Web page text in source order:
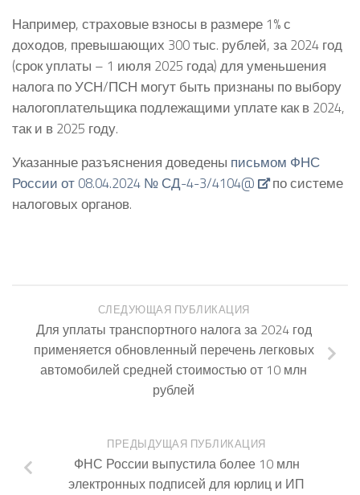
Например, страховые взносы в размере 1% с
доходов, превышающих 300 тыс. рублей, за 2024 год
(срок уплаты – 1 июля 2025 года) для уменьшения
налога по УСН/ПСН могут быть признаны по выбору
налогоплательщика подлежащими уплате как в 2024,
так и в 2025 году.
Указанные разъяснения доведены письмом ФНС
России от 08.04.2024 № СД-4-3/4104@
по системе
налоговых органов.
СЛЕДУЮЩАЯ ПУБЛИКАЦИЯ
Для уплаты транспортного налога за 2024 год
применяется обновленный перечень легковых
автомобилей средней стоимостью от 10 млн
рублей
ПРЕДЫДУЩАЯ ПУБЛИКАЦИЯ
ФНС России выпустила более 10 млн
электронных подписей для юрлиц и ИП